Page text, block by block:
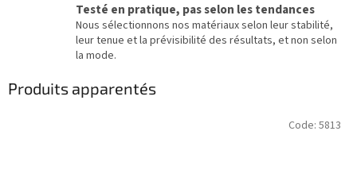
Testé en pratique, pas selon les tendances
Nous sélectionnons nos matériaux selon leur stabilité,
leur tenue et la prévisibilité des résultats, et non selon
la mode.
Produits apparentés
Code: 5813